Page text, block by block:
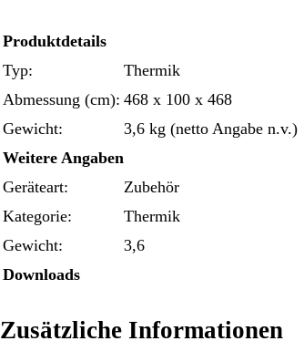
Produktdetails
Typ:
Thermik
Abmessung (cm): 468 x 100 x 468
Gewicht:
3,6 kg (netto Angabe n.v.)
Weitere Angaben
Geräteart:
Zubehör
Kategorie:
Thermik
Gewicht:
3,6
Downloads
Zusätzliche Informationen